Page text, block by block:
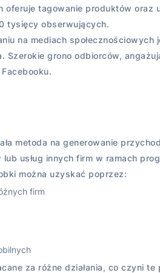
oferuje tagowanie produktów oraz
tysięcy obserwujących.
na mediach społecznościowych
Szerokie grono odbiorców,
metoda na generowanie
usług innych firm w ramach
można uzyskać poprzez:
firm
za różne działania, co czyni